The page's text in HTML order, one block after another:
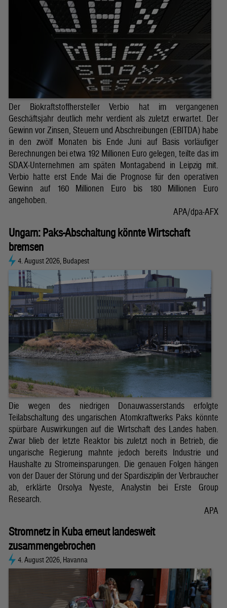
Der Biokraftstoffhersteller Verbio hat im vergangenen
Geschäftsjahr deutlich mehr verdient als zuletzt erwartet. Der
Gewinn vor Zinsen, Steuern und Abschreibungen (EBITDA) habe
in den zwölf Monaten bis Ende Juni auf Basis vorläufiger
Berechnungen bei etwa 192 Millionen Euro gelegen, teilte das im
SDAX-Unternehmen am späten Montagabend in Leipzig mit.
Verbio hatte erst Ende Mai die Prognose für den operativen
Gewinn auf 160 Millionen Euro bis 180 Millionen Euro
angehoben.
APA/dpa-AFX
Ungarn: Paks-Abschaltung könnte Wirtschaft
bremsen
4. August 2026, Budapest
Die wegen des niedrigen Donauwasserstands erfolgte
Teilabschaltung des ungarischen Atomkraftwerks Paks könnte
spürbare Auswirkungen auf die Wirtschaft des Landes haben.
Zwar blieb der letzte Reaktor bis zuletzt noch in Betrieb, die
ungarische Regierung mahnte jedoch bereits Industrie und
Haushalte zu Stromeinsparungen. Die genauen Folgen hängen
von der Dauer der Störung und der Spardisziplin der Verbraucher
ab, erklärte Orsolya Nyeste, Analystin bei Erste Group
Research.
APA
Stromnetz in Kuba erneut landesweit
zusammengebrochen
4. August 2026, Havanna